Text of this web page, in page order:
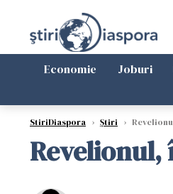
Economie Joburi
StiriDiaspora › Știri ›